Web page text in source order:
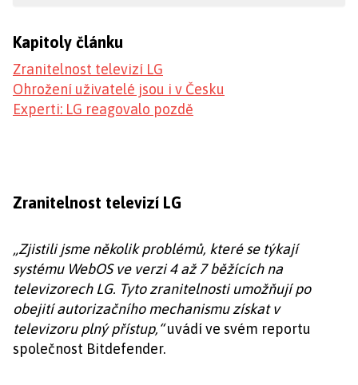
Kapitoly článku
Zranitelnost televizí LG
Ohrožení uživatelé jsou i v Česku
Experti: LG reagovalo pozdě
Zranitelnost televizí LG
„Zjistili jsme několik problémů, které se týkají
systému WebOS ve verzi 4 až 7 běžících na
televizorech LG. Tyto zranitelnosti umožňují po
obejití autorizačního mechanismu získat v
televizoru plný přístup,“uvádí ve svém reportu
společnost Bitdefender.